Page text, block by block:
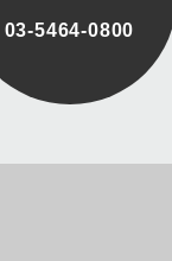
03-5464-0800